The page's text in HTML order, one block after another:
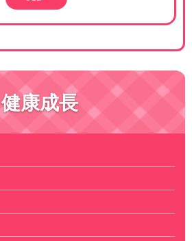
健康成長